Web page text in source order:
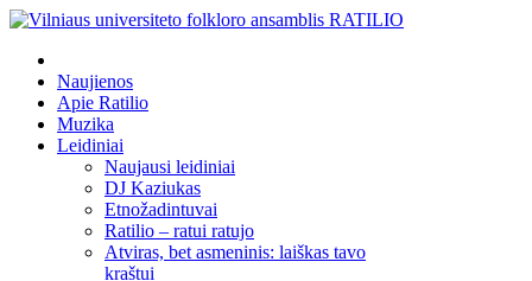
Naujienos
Apie Ratilio
Muzika
Leidiniai
Naujausi leidiniai
DJ Kaziukas
Etnožadintuvai
Ratilio – ratui ratujo
Atviras, bet asmeninis: laiškas tavo
kraštui